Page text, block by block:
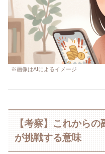
※画像はAIによるイメージ
【考察】これから
が挑戦する意味